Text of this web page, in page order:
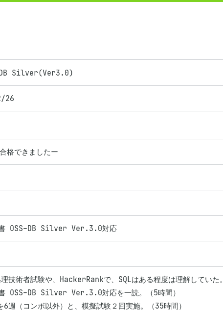
DB Silver(Ver3.0)
26
格できましたー
書 OSS-DB Silver Ver.3.0対応
技術者試験や、HackerRankで、SQLはある程度は理解していた。
書 OSS-DB Silver Ver.3.0対応を一読。（5時間）
（コンボ以外）と、模擬試験２回実施。（35時間）